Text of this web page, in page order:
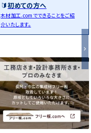
初めての方へ
木材加工.comでできることをご紹
介いたします。